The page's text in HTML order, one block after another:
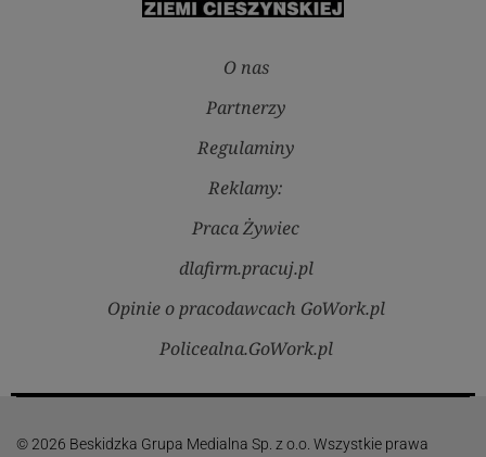
O nas
Partnerzy
Regulaminy
Reklamy:
Praca Żywiec
dlafirm.pracuj.pl
Opinie o pracodawcach GoWork.pl
Policealna.GoWork.pl
© 2026 Beskidzka Grupa Medialna Sp. z o.o. Wszystkie prawa